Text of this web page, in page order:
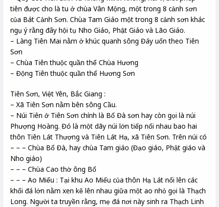
tiên được cho là tu ở chùa Vân Mộng, một trong 8 cảnh sơn
của Bát Cảnh Sơn. Chùa Tam Giáo một trong 8 cảnh sơn khác
ngụ ý rằng đây hội tụ Nho Giáo, Phật Giáo và Lão Giáo.
– Làng Tiên Mai nằm ở khúc quanh sông Đáy uốn theo Tiên
Sơn
– Chùa Tiên thuộc quần thể Chùa Hương
– Động Tiên thuộc quần thể Hương Sơn
Tiên Sơn, Việt Yên, Bắc Giang :
– Xã Tiên Sơn nằm bên sông Cầu.
– Núi Tiên ở Tiên Sơn chính là Bổ Đà sơn hay còn gọi là núi
Phượng Hoàng. Đó là một dãy núi lớn tiếp nối nhau bao hai
thôn Tiên Lát Thượng và Tiên Lát Hạ, xã Tiên Sơn. Trên núi có
– – – Chùa Bổ Đà, hay chùa Tam giáo (Đạo giáo, Phật giáo và
Nho giáo)
– – – Chùa Cao thờ ông Bổ
– – – Ao Miếu : Tại khu Ao Miếu của thôn Hạ Lát nổi lên các
khối đá lớn nằm xen kẽ lên nhau giữa một ao nhỏ gọi là Thạch
Long. Người ta truyền rằng, mẹ đá nơi này sinh ra Thạch Linh